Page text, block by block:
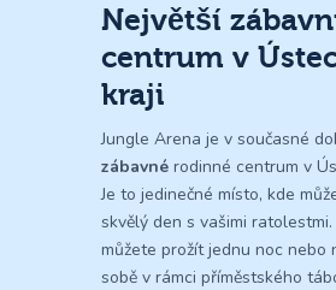
Největší
centrum v
kraji
Jungle Arena je v současné
zábavné rodinné centrum v
Je to jedinečné místo, kde
skvělý den s vašimi ratolestmi.
můžete prožít jednu noc nebo
sobě v rámci příměstského